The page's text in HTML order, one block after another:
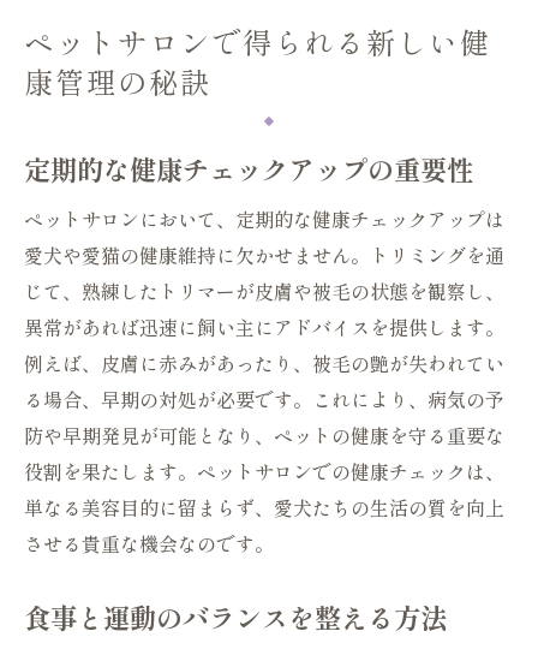
ペットサロンで得られる新しい健
康管理の秘訣
定期的な健康チェックアップの重要性
ペットサロンにおいて、定期的な健康チェックアップは
愛犬や愛猫の健康維持に欠かせません。トリミングを通
じて、熟練したトリマーが皮膚や被毛の状態を観察し、
異常があれば迅速に飼い主にアドバイスを提供します。
例えば、皮膚に赤みがあったり、被毛の艶が失われてい
る場合、早期の対処が必要です。これにより、病気の予
防や早期発見が可能となり、ペットの健康を守る重要な
役割を果たします。ペットサロンでの健康チェックは、
単なる美容目的に留まらず、愛犬たちの生活の質を向上
させる貴重な機会なのです。
食事と運動のバランスを整える方法